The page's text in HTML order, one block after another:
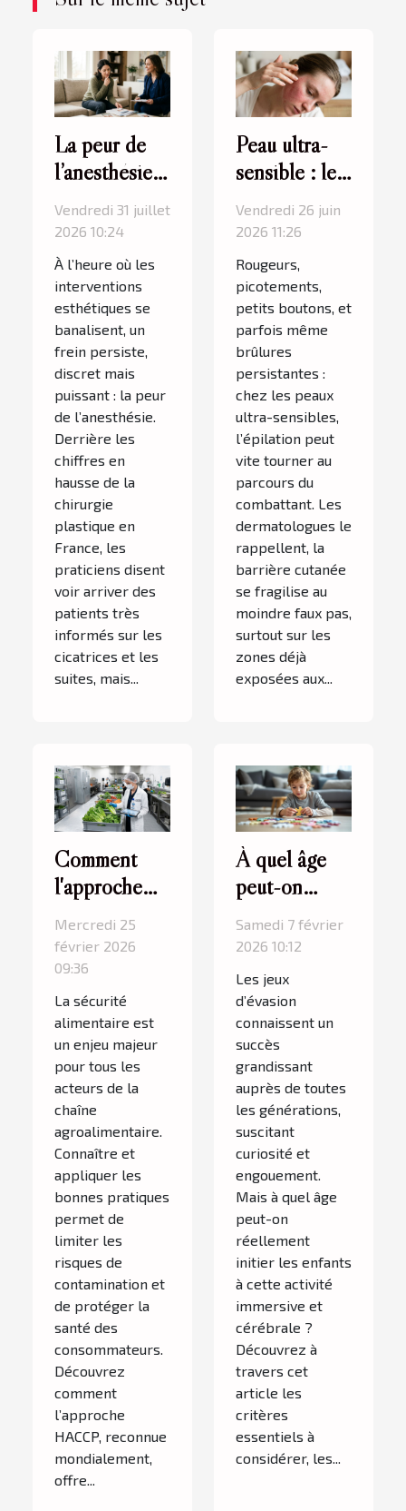
La peur de
l’anesthésie
freine-t-elle
l’accès à la
chirurgie
plastique ?
Vendredi 31 juillet
2026 10:24
À l’heure où les
interventions
esthétiques se
banalisent, un
frein persiste,
discret mais
puissant : la peur
de l’anesthésie.
Derrière les
chiffres en
hausse de la
chirurgie
plastique en
France, les
praticiens disent
voir arriver des
patients très
informés sur les
cicatrices et les
suites, mais...
Peau ultra-
sensible : les
gestes à
bannir avant
toute
épilation
Vendredi 26 juin
2026 11:26
Rougeurs,
picotements,
petits boutons, et
parfois même
brûlures
persistantes :
chez les peaux
ultra-sensibles,
l’épilation peut
vite tourner au
parcours du
combattant. Les
dermatologues le
rappellent, la
barrière cutanée
se fragilise au
moindre faux pas,
surtout sur les
zones déjà
exposées aux...
Comment
l'approche
HACCP
renforce-t-
elle la
sécurité
alimentaire ?
Mercredi 25
février 2026
09:36
La sécurité
alimentaire est
un enjeu majeur
pour tous les
acteurs de la
chaîne
agroalimentaire.
Connaître et
appliquer les
bonnes pratiques
permet de
limiter les
risques de
contamination et
de protéger la
santé des
consommateurs.
Découvrez
comment
l’approche
HACCP, reconnue
mondialement,
offre...
À quel âge
peut-on
initier les
enfants aux
jeux
d'évasion ?
Samedi 7 février
2026 10:12
Les jeux
d’évasion
connaissent un
succès
grandissant
auprès de toutes
les générations,
suscitant
curiosité et
engouement.
Mais à quel âge
peut-on
réellement
initier les enfants
à cette activité
immersive et
cérébrale ?
Découvrez à
travers cet
article les
critères
essentiels à
considérer, les...